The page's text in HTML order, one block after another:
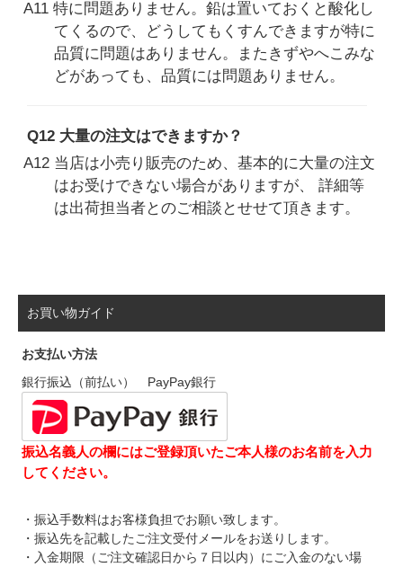
A11 特に問題ありません。鉛は置いておくと酸化し
てくるので、どうしてもくすんできますが特に
品質に問題はありません。またきずやへこみな
どがあっても、品質には問題ありません。
Q12 大量の注文はできますか？
A12 当店は小売り販売のため、基本的に大量の注文
はお受けできない場合がありますが、 詳細等
は出荷担当者とのご相談とせせて頂きます。
お買い物ガイド
お支払い方法
銀行振込（前払い） PayPay銀行
振込名義人の欄にはご登録頂いたご本人様のお名前を入力
してください。
・振込手数料はお客様負担でお願い致します。
・振込先を記載したご注文受付メールをお送りします。
・入金期限（ご注文確認日から７日以内）にご入金のない場